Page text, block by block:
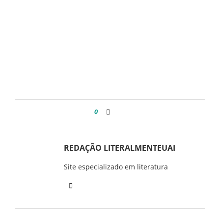
0
REDAÇÃO LITERALMENTEUAI
Site especializado em literatura